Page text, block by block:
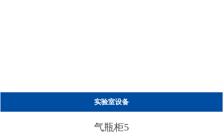
实验室设备
气瓶柜5